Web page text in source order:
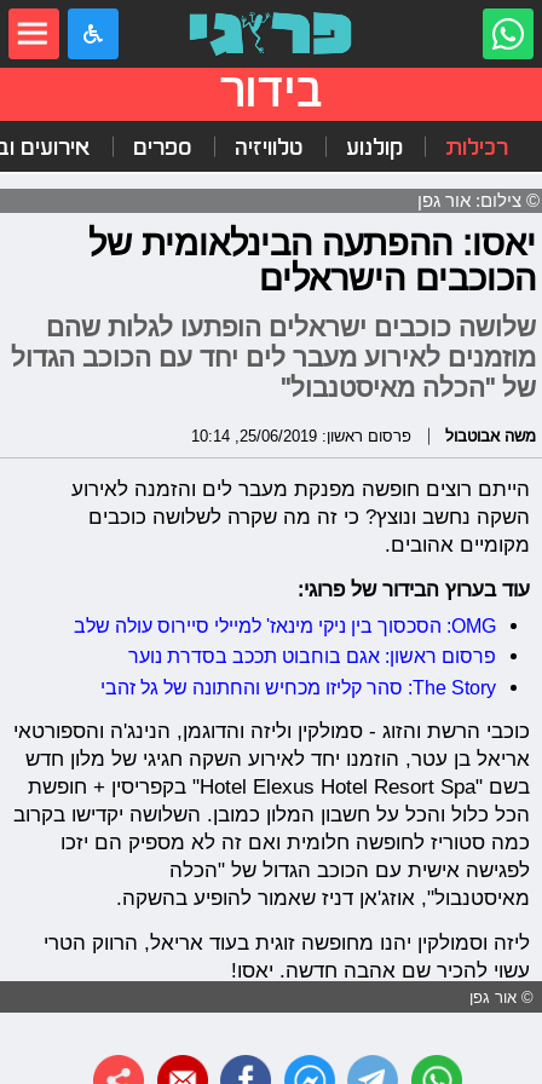
בידור
רכילות קולנוע טלוויזיה ספרים אירועים
© צילום: אור גפן
יאסו: ההפתעה הבינלאומית של
הכוכבים הישראלים
שלושה כוכבים ישראלים הופתעו לגלות שהם
מוזמנים לאירוע מעבר לים יחד עם הכוכב הגדול
של "הכלה מאיסטנבול"
משה אבוטבול פרסום ראשון: 25/06/2019, 10:14
הייתם רוצים חופשה מפנקת מעבר לים והזמנה לאירוע
השקה נחשב ונוצץ? כי זה מה שקרה לשלושה כוכבים
מקומיים אהובים.
עוד בערוץ הבידור של פרוגי:
OMG: הסכסוך בין ניקי מינאז' למיילי סיירוס עולה שלב
פרסום ראשון: אגם בוחבוט תככב בסדרת נוער
The Story: סהר קליזו מכחיש והחתונה של גל זהבי
כוכבי הרשת והזוג - סמולקין וליזה והדוגמן, הנינג'ה והספורטאי
אריאל בן עטר, הוזמנו יחד לאירוע השקה חגיגי של מלון חדש
בשם "Hotel Elexus Hotel Resort Spa" בקפריסין + חופשת
הכל כלול והכל על חשבון המלון כמובן. השלושה יקדישו בקרוב
כמה סטוריז לחופשה חלומית ואם זה לא מספיק הם יזכו
לפגישה אישית עם הכוכב הגדול של "הכלה
מאיסטנבול", אוזג'אן דניז שאמור להופיע בהשקה.
ליזה וסמולקין יהנו מחופשה זוגית בעוד אריאל, הרווק הטרי
עשוי להכיר שם אהבה חדשה. יאסו!
© אור גפן